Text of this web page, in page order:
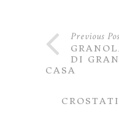
Previous
DI
CASA